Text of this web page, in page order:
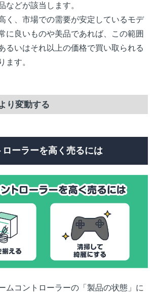
などが該当します。
く、市場での需要が安定しているモデ
に良いものや美品であれば、この範囲
るいはそれ以上の価格で買い取られる
ます。
り変動する
ーラーを高く売るには
ムコントローラーの「製品の状態」に